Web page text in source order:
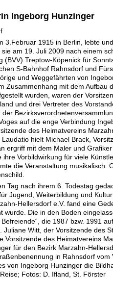
Ingeborg Hunzinger
3.Februar 1915 in Berlin, lebte
am 19. Juli 2009 nach einem
(BVV) Treptow-Köpenick für
S-Bahnhof Rahnsdorf und
und Weggefährten von
Zusammenhang mit dem
wurden, waren der
und drei Vertreter des
auf die enge Verbindung
des Heimatvereins
hielt Michael Brack,
ergriff mit dem Maler und
Vorbildwirkung für viele
die Veranstaltung musikalisch.
Tag nach ihrem 6. Todestag
Jugend, Weiterbildung und
Hellersdorf e.V. fand eine
Die in den Boden
Befreiende“, die 1987 bzw. 1991
Witt, der Vorsitzende des
Vorsitzende des Heimatvereins
für den Bezirk Marzahn-
in Rahnsdorf
von Ingeborg Hunzinger die
Fotos: D. Ifland, St. Förster